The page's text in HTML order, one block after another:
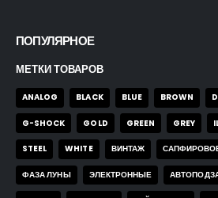
ПОПУЛЯРНОЕ
МЕТКИ ТОВАРОВ
ANALOG BLACK BLUE BROWN
G-SHOCK GOLD GREEN GREY
STEEL WHITE ВИНТАЖ
ФАЗА ЛУНЫ ЭЛЕКТРОННЫЕ